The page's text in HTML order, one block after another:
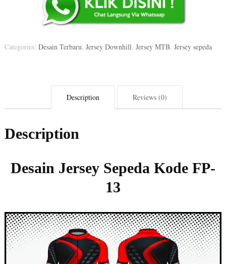
Categories: Desain Terbaru, Jersey Downhill, Jersey MTB, Jersey sepeda
Description Reviews (0)
Description
Desain Jersey Sepeda Kode FP-
13